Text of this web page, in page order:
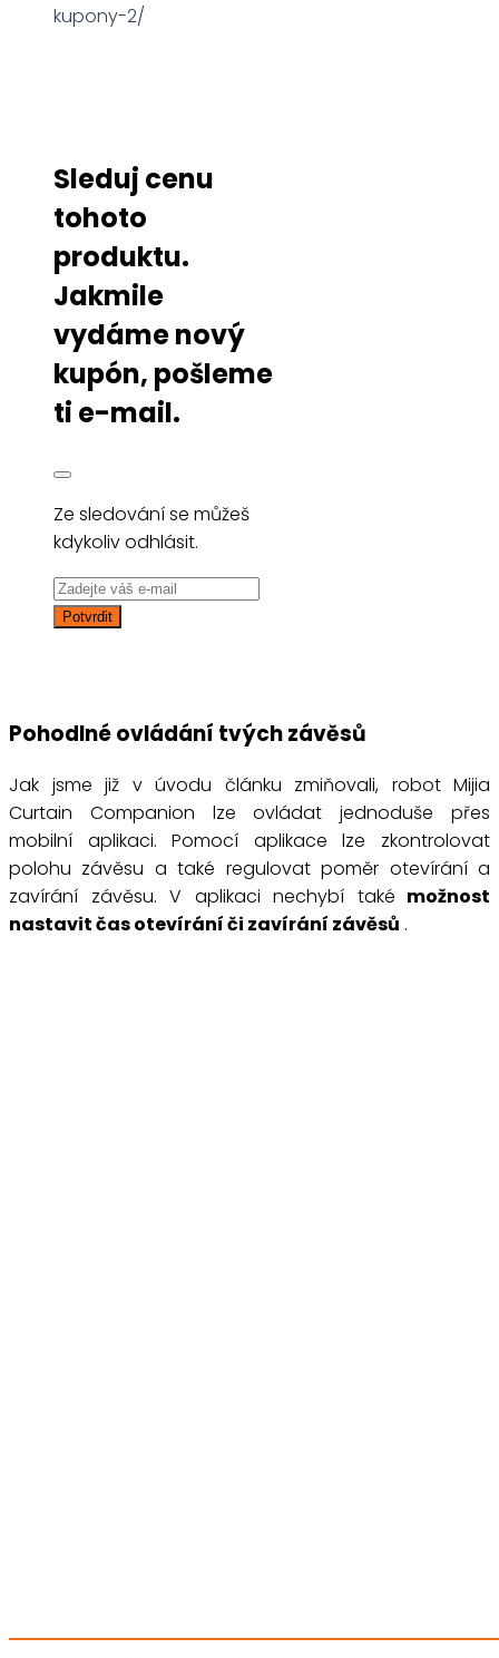
kupony-2/
Sleduj cenu
tohoto
produktu.
Jakmile
vydáme nový
kupón, pošleme
ti e-mail.
Ze sledování se můžeš
kdykoliv odhlásit.
Pohodlné ovládání tvých závěsů
Jak jsme již v úvodu článku zmiňovali, robot Mijia
Curtain Companion lze ovládat jednoduše přes
mobilní aplikaci. Pomocí aplikace lze zkontrolovat
polohu závěsu a také regulovat poměr otevírání a
zavírání závěsu. V aplikaci nechybí také možnost
nastavit čas otevírání či zavírání závěsů .